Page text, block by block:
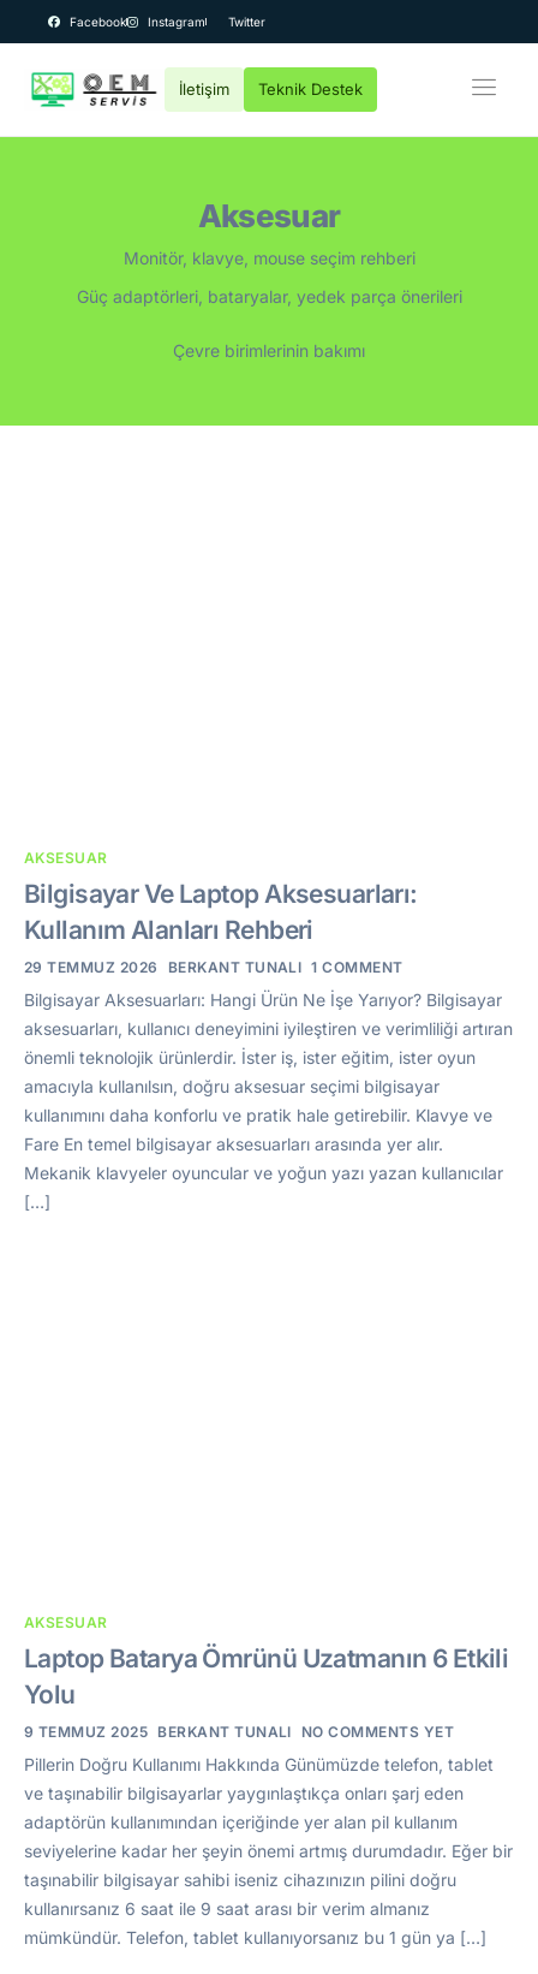
Facebook Instagram Twitter
OEM Bilgisayar
İletişim Teknik Destek
Aksesuar
Monitör, klavye, mouse seçim rehberi
Güç adaptörleri, bataryalar, yedek parça önerileri
Çevre birimlerinin bakımı
AKSESUAR
Bilgisayar Ve Laptop Aksesuarları:
Kullanım Alanları Rehberi
29 TEMMUZ 2026 BERKANT TUNALI 1 COMMENT
Bilgisayar Aksesuarları: Hangi Ürün Ne İşe Yarıyor? Bilgisayar
aksesuarları, kullanıcı deneyimini iyileştiren ve verimliliği artıran
önemli teknolojik ürünlerdir. İster iş, ister eğitim, ister oyun
amacıyla kullanılsın, doğru aksesuar seçimi bilgisayar
kullanımını daha konforlu ve pratik hale getirebilir. Klavye ve
Fare En temel bilgisayar aksesuarları arasında yer alır.
Mekanik klavyeler oyuncular ve yoğun yazı yazan kullanıcılar
[…]
AKSESUAR
Laptop Batarya Ömrünü Uzatmanın 6 Etkili
Yolu
9 TEMMUZ 2025 BERKANT TUNALI NO COMMENTS YET
Pillerin Doğru Kullanımı Hakkında Günümüzde telefon, tablet
ve taşınabilir bilgisayarlar yaygınlaştıkça onları şarj eden
adaptörün kullanımından içeriğinde yer alan pil kullanım
seviyelerine kadar her şeyin önemi artmış durumdadır. Eğer bir
taşınabilir bilgisayar sahibi iseniz cihazınızın pilini doğru
kullanırsanız 6 saat ile 9 saat arası bir verim almanız
mümkündür. Telefon, tablet kullanıyorsanız bu 1 gün ya […]